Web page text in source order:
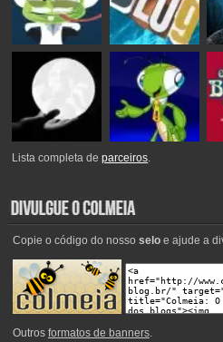
Lista completa deparceiros.
Copie o código do nosso seloe ajude a
Outros formatos de banners.